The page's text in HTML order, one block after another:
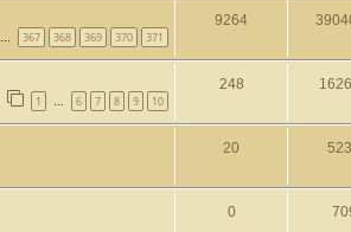
… 367 368 369 370 371
9264
1 … 6 7 8 9 10
248
20
0